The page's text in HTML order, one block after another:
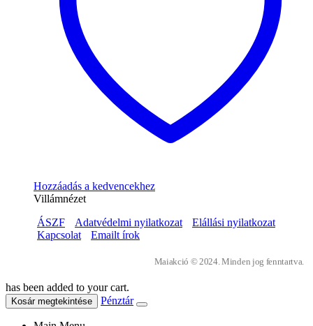
Hozzáadás a kedvencekhez
Villámnézet
ÁSZF
Adatvédelmi nyilatkozat
Elállási nyilatkozat
Kapcsolat
Emailt írok
Maiakció © 2024. Minden jog fenntartva.
has been added to your cart.
Kosár megtekintése Pénztár